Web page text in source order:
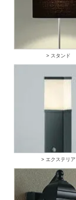
> スタンド
> エクステリア